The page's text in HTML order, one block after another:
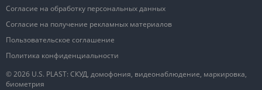
© 2026 U.S. PLAST: СКУД, домофония, видеонаблюдение, маркировка,
биометрия
Согласие на обработку персональных данных
Согласие на получение рекламных материалов
Пользовательское соглашение
Политика конфиденциальности